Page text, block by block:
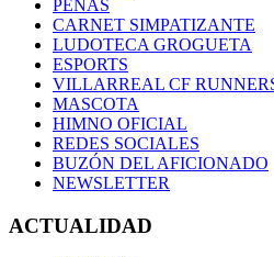
PEÑAS
CARNET SIMPATIZANTE
LUDOTECA GROGUETA
ESPORTS
VILLARREAL CF
MASCOTA
HIMNO OFICIAL
REDES SOCIALES
BUZÓN DEL AFICIONADO
NEWSLETTER
ACTUALIDAD